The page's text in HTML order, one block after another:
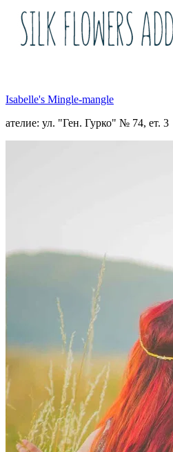
Isabelle's Mingle-mangle
ателие: ул. "Ген. Гурко" № 74, ет. 3